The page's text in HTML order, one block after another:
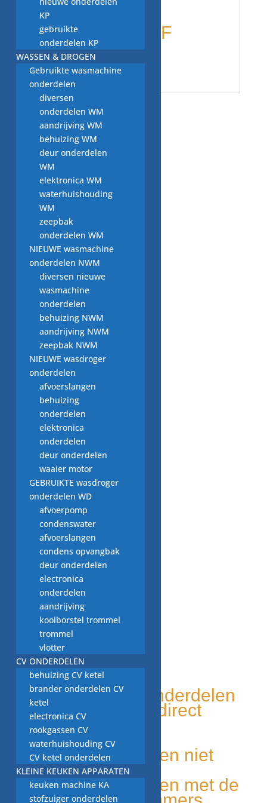
Bauknecht GSF
Symphony
Gerelateerde producten
deur haak
3,00
deurhaak, 4 803 082,
wasdroger onderdeel
€3,00
deurhaak, 3 206 291,
wasdroger onderdeel
€3,00
deurhaak, Zanussi
125426300
WITGOED VOOR U!
Tweedehands onderdelen
Grote voorraad, direct
leverbaar
Duurzaam
Unieke onderdelen niet
elders leverbaar
Makkelijk te vinden met de
KP
gebruikte
onderdelen KP
WASSEN & DROGEN
Gebruikte wasmachine
onderdelen
diversen
onderdelen WM
aandrijving WM
behuizing WM
deur onderdelen
WM
elektronica WM
waterhuishouding
WM
zeepbak
onderdelen WM
NIEUWE wasmachine
onderdelen NWM
diversen nieuwe
wasmachine
onderdelen
behuizing NWM
aandrijving NWM
zeepbak NWM
NIEUWE wasdroger
onderdelen
afvoerslangen
behuizing
onderdelen
elektronica
onderdelen
deur onderdelen
waaier motor
GEBRUIKTE wasdroger
onderdelen WD
afvoerpomp
condenswater
afvoerslangen
condens opvangbak
deur onderdelen
electronica
onderdelen
aandrijving
koolborstel trommel
trommel
vlotter
CV ONDERDELEN
behuizing CV ketel
brander onderdelen CV
ketel
electronica CV
rookgassen CV
waterhuishouding CV
CV ketel onderdelen
KLEINE KEUKEN APPARATEN
keuken machine KA
stofzuiger onderdelen